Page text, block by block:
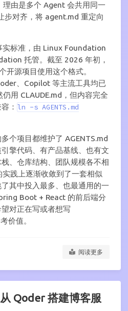
理由是多个 Agent 会共用同一
步对齐，将 agent.md 重定向
实标准，由 Linux Foundation
托管。截至 2026 年初，
开源项目使用这个格式。
、Copilot 等主流工具均已
用 CLAUDE.md，但内容完全
： ln -s AGENTS.md
个项目都维护了 AGENTS.md
擎代码、有产品基线、也有文
、仓库结构、团队规模各不相
实践上逐渐收敛到了一套相似
其中投入最多、也最通用的一
Boot + React 的前后端分
对正在写或者想写
价值。
阅读更多
Qoder 搭建博客服